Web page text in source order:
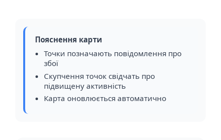
Пояснення карти
Точки позначають повідомлення про
збої
Скупчення точок свідчать про
підвищену активність
Карта оновлюється автоматично